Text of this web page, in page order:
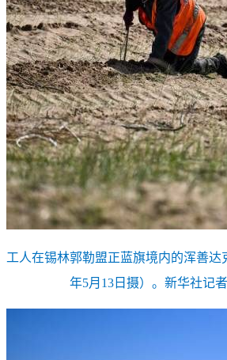
工人在锡林郭勒盟正蓝旗境内的浑善达
年5月13日摄）。新华社记